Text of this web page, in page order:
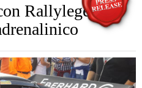
Rallylegend